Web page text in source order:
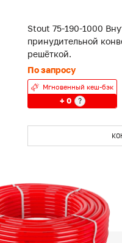
Stout 75-190-1000
принудительной
решёткой.
По запросу
Мгновенный кеш-бэк
+ 0 ?